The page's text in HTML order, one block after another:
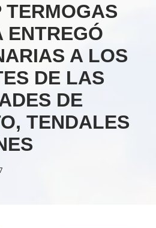
TERMOGAS
ENTREGÓ
A LOS
DE LAS
DE
TENDALES